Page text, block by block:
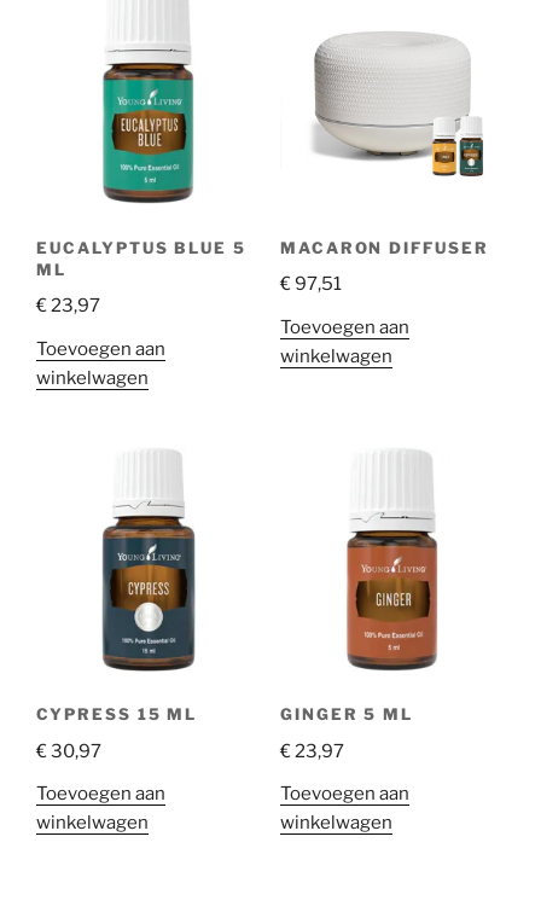
EUCALYPTUS BLUE 5
ML
€23,97
Toevoegen aan
winkelwagen
MACARON DIFFUSER
€97,51
Toevoegen aan
winkelwagen
CYPRESS 15 ML
€30,97
Toevoegen aan
winkelwagen
GINGER 5 ML
€23,97
Toevoegen aan
winkelwagen